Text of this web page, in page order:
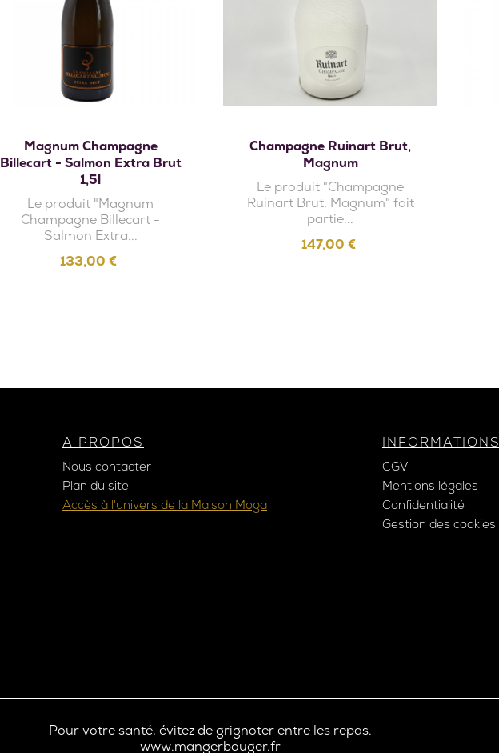
Magnum Champagne
Billecart - Salmon Extra Brut
1,5l
Le produit "Magnum
Champagne Billecart -
Salmon Extra...
Prix
133,00 €
Champagne Ruinart Brut,
Magnum
Le produit "Champagne
Ruinart Brut, Magnum" fait
partie...
Prix
147,00 €
A PROPOS
Nous contacter
Plan du site
Accès à l'univers de la Maison Moga
INFORMATIONS
CGV
Mentions légales
Confidentialité
Gestion des cookies
Pour votre santé, évitez de grignoter entre les repas.
www.mangerbouger.fr